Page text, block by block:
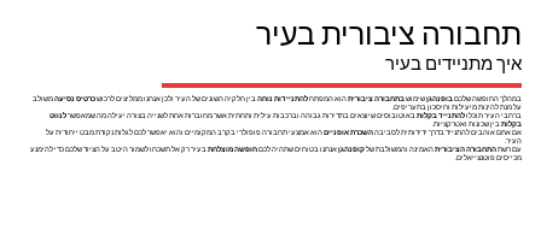
תחבורה ציבורית בעיר
איך מתניידים בעיר
במהלך החופשה שלכםבופנהגןשימושבתחבורה ציבוריתהוא המפתחלהתניידות נוחהבין חלקיה השונים של העיר ולכן אנחנו ממליצים לרכושכרטיס נסיעהמשולב
על מנת להינות מיעילות וחיסכון בתעריפים.
ברחבי העיר תוכלולהתנייד בקלותבאוטובוסים שיוצאים בתדירות גבוהה וברכבות עילית ותחתית אשר מחוברות אחת לשנייה בצורה יעילה מה שמאפשרלנווט
בקלותבין שכונות ואטרקציות.
אם אתם אוהבים להתנייד בדרך ידידותית לסביבההשכרת אופנייםהוא אמצעי תחבורה פופולרי בקרב המקומיים והוא יאפשר לכם לגלות נקודת מבט ייחודית על
העיר.
עם רשתהתחבורה הציבוריתהאמינה והמשולבת שלקופנהגןאנחנו בטוחים שתהיה לכםחופשה מוצלחתבעיר רק אל תשכחו לשמור היטב על הציוד שלכם כדי להימנע
מכייסים פוטנצייאלים.